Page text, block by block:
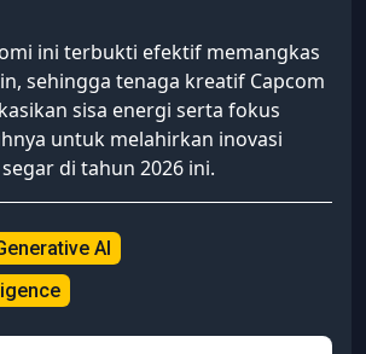
ini terbukti efektif memangkas
sehingga tenaga kreatif Capcom
sisa energi serta fokus
untuk melahirkan inovasi
di tahun 2026 ini.
AI